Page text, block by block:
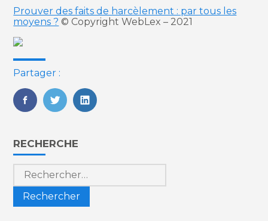
Prouver des faits de harcèlement : par tous les
moyens ? © Copyright WebLex – 2021
Partager :
FaceBook
TwitterLinkedIn
Blog
sidebar
RECHERCHE
Rechercher :